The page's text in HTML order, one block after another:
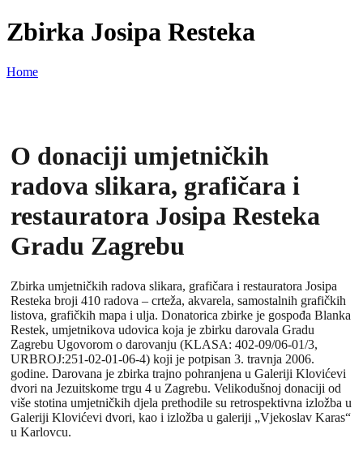
Zbirka Josipa Resteka
Home
O donaciji umjetničkih
radova slikara, grafičara i
restauratora Josipa Resteka
Gradu Zagrebu
Zbirka umjetničkih radova slikara, grafičara i restauratora Josipa
Resteka broji 410 radova – crteža, akvarela, samostalnih grafičkih
listova, grafičkih mapa i ulja. Donatorica zbirke je gospođa Blanka
Restek, umjetnikova udovica koja je zbirku darovala Gradu
Zagrebu Ugovorom o darovanju (KLASA: 402-09/06-01/3,
URBROJ:251-02-01-06-4) koji je potpisan 3. travnja 2006.
godine. Darovana je zbirka trajno pohranjena u Galeriji Klovićevi
dvori na Jezuitskome trgu 4 u Zagrebu. Velikodušnoj donaciji od
više stotina umjetničkih djela prethodile su retrospektivna izložba u
Galeriji Klovićevi dvori, kao i izložba u galeriji „Vjekoslav Karas“
u Karlovcu.